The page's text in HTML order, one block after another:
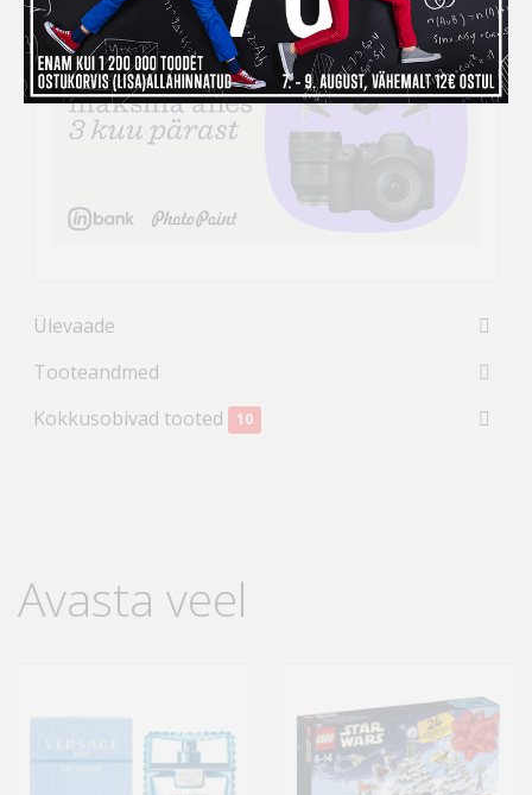
Ülevaade
Tooteandmed
Kokkusobivad tooted
10
Avasta veel